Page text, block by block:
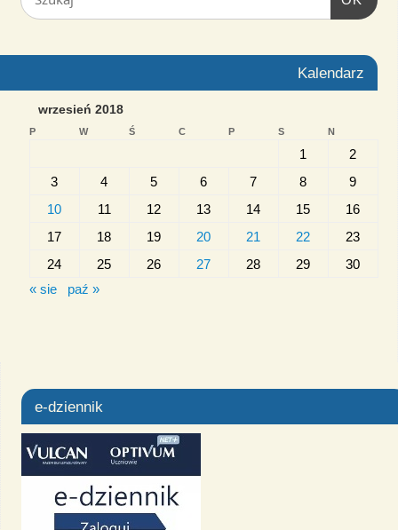
Kalendarz
wrzesień 2018
P W Ś C P S N
1
2
3
4 5 6 7 8
9
10
11 12 13 14 15
16
17
18 19 20 21 22
23
24
25 26 27 28 29
30
« sie
paź »
e-dziennik